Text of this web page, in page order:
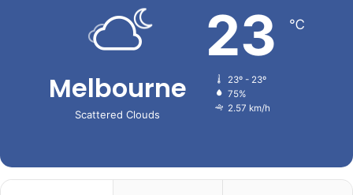
Melbourne
Scattered Clouds
23 ℃
23º - 23º
75%
2.57 km/h